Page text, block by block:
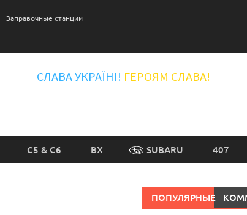
Заправочные станции
СЛАВА УКРАЇНІ! ГЕРОЯМ СЛАВА!
C5 & C6 BX SUBARU 407
ПОПУЛЯРНЫЕ